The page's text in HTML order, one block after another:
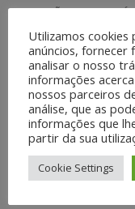
PRODUÇÃO DE
◉ Elaboração de textos.
◉ Nutrição de leads.
◉ Edição de e-books.
◉ Ilustração digital.
◉ Pacote de cards.
◉ Motion Graphics.
◉ Web Vídeos.
◉ Jornalismo móvel.
Utilizamos cookies
anúncios, fornecer
analisar o nosso
informações
nossos parceiros
análise, que as
informações que
partir da sua
Cookie Settings